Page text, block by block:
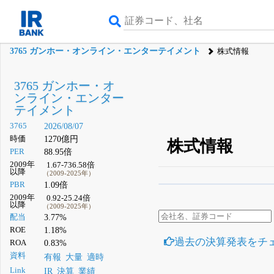
3765 ガンホー・オンライン・エンターテイメント 株式情報
3765 ガンホー・オ
ンライン・エンター
テイメント
3765 2026/08/07
時価 1270億円
PER 88.95倍
2009年
以降
1.67-736.58倍
（2009-2025年）
PBR 1.09倍
2009年
以降
0.92-25.24倍
（2009-2025年）
配当 3.77%
ROE 1.18%
ROA 0.83%
資料 有報 大量 適時
Link IR 決算 業績
株式情報
無料
過去の決算発表をチ